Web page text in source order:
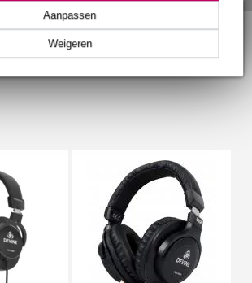
Weigeren
Aanpassen